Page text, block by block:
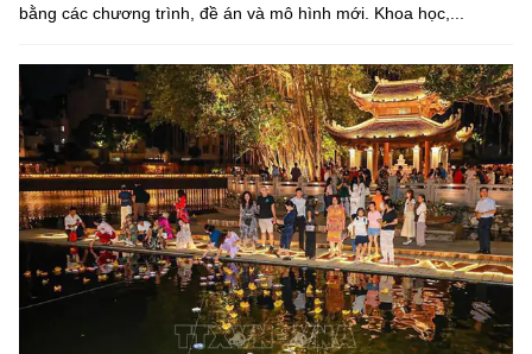
bằng các chương trình, đề án và mô hình mới. Khoa học,...